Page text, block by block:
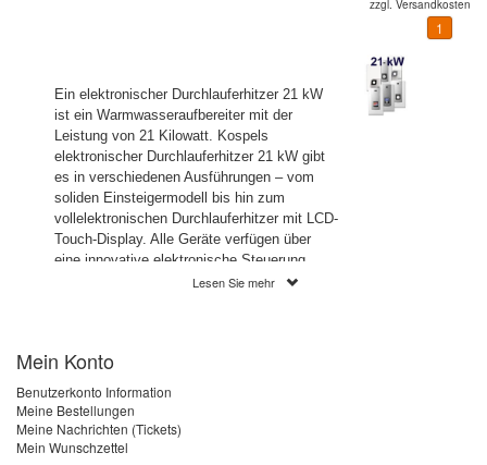
zzgl. Versandkosten
1
Ein elektronischer Durchlauferhitzer 21 kW
ist ein Warmwasseraufbereiter mit der
Leistung von 21 Kilowatt. Kospels
elektronischer Durchlauferhitzer 21 kW gibt
es in verschiedenen Ausführungen – vom
soliden Einsteigermodell bis hin zum
vollelektronischen Durchlauferhitzer mit LCD-
Touch-Display. Alle Geräte verfügen über
eine innovative elektronische Steuerung,
welche konstante Wassertemperaturen von
Temperatursensoren und Mikroprozessoren,
welche dafür sorgen, dass die eingestellte
Wunschtemperatur , auch bei
Wasserentnahme aus mehreren Zapfstellen
gleichzeitig – immer gehalten wird.
Lesen Sie mehr
Mein Konto
Benutzerkonto Information
Meine Bestellungen
Meine Nachrichten (Tickets)
Mein Wunschzettel